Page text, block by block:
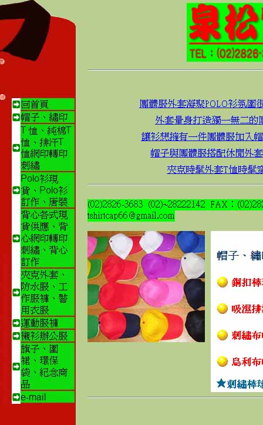
背心
外套
背心款式
外套訂製
西裝外套
2014-10-07 時尚流行的平
2014-10-07
2014-10-07
2014-10-07